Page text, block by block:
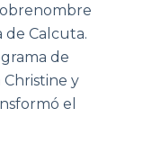
de Calcuta.
de
Christine y
el